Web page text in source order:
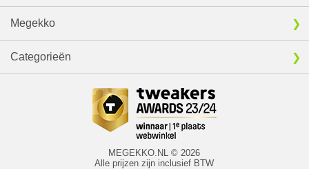
Megekko
Categorieën
MEGEKKO.NL © 2026
Alle prijzen zijn inclusief BTW